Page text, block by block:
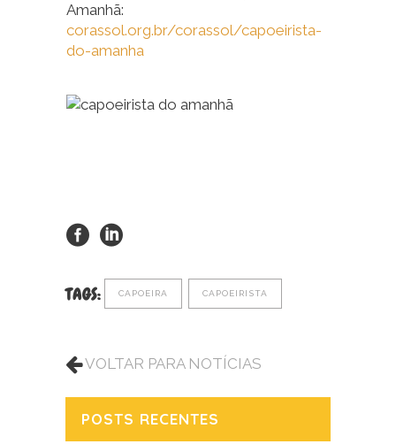
Amanhã:
corassol.org.br/corassol/capoeirista-
do-amanha
TAGS: CAPOEIRA CAPOEIRISTA
VOLTAR PARA NOTÍCIAS
POSTS RECENTES